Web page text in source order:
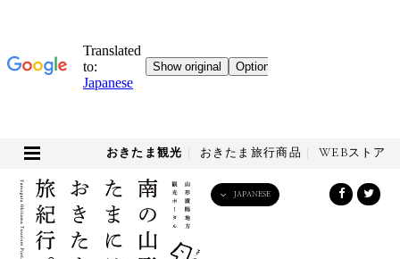
おきたま観光 おきたま旅行商品 WEBストア
JAPANESE